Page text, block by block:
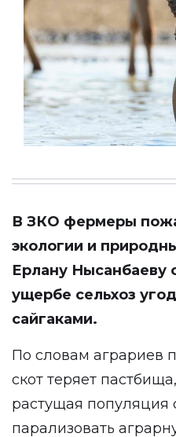
В ЗКО фермеры
экологии и
Ерлану Нысанбаеву
ущербе сельхоз
сайгаками.
По словам аграриев
скот теряет
растущая популяция
парализовать